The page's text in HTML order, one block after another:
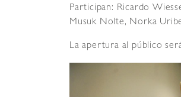
Participan: Ricardo
Musuk Nolte, Norka
La apertura al público